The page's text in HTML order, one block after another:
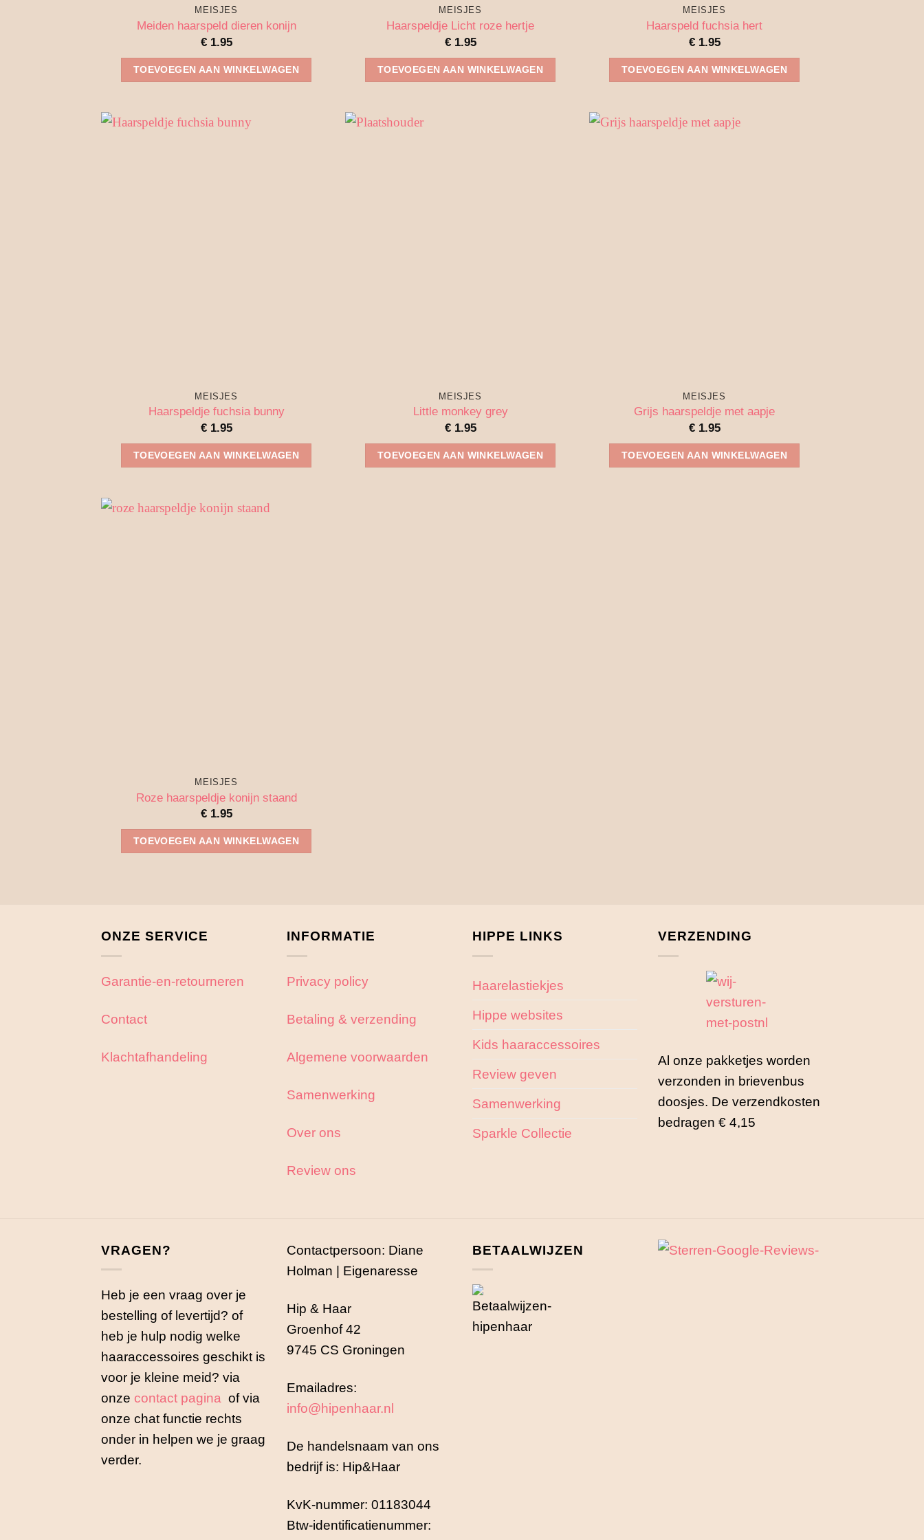
MEISJES
Meiden haarspeld dieren konijn
€1.95
TOEVOEGEN AAN WINKELWAGEN
MEISJES
Haarspeldje Licht roze hertje
€1.95
TOEVOEGEN AAN WINKELWAGEN
MEISJES
Haarspeld fuchsia hert
€1.95
TOEVOEGEN AAN WINKELWAGEN
MEISJES
Haarspeldje fuchsia bunny
€1.95
TOEVOEGEN AAN WINKELWAGEN
MEISJES
Little monkey grey
€1.95
TOEVOEGEN AAN WINKELWAGEN
MEISJES
Grijs haarspeldje met aapje
€1.95
TOEVOEGEN AAN WINKELWAGEN
MEISJES
Roze haarspeldje konijn staand
€1.95
TOEVOEGEN AAN WINKELWAGEN
ONZE SERVICE
Garantie-en-retourneren
Contact
Klachtafhandeling
INFORMATIE
Privacy policy
Betaling & verzending
Algemene voorwaarden
Samenwerking
Over ons
Review ons
HIPPE LINKS
Haarelastiekjes
Hippe websites
Kids haaraccessoires
Review geven
Samenwerking
Sparkle Collectie
VERZENDING
Al onze pakketjes worden
verzonden in brievenbus
doosjes. De verzendkosten
bedragen € 4,15
VRAGEN?
Heb je een vraag over je
bestelling of levertijd? of
heb je hulp nodig welke
haaraccessoires geschikt is
voor je kleine meid? via
onze contact pagina of via
onze chat functie rechts
onder in helpen we je graag
verder.
Contactpersoon: Diane
Holman | Eigenaresse
Hip & Haar
Groenhof 42
9745 CS Groningen
Emailadres:
info@hipenhaar.nl
De handelsnaam van ons
bedrijf is: Hip&Haar
KvK-nummer: 01183044
Btw-identificatienummer:
BETAALWIJZEN